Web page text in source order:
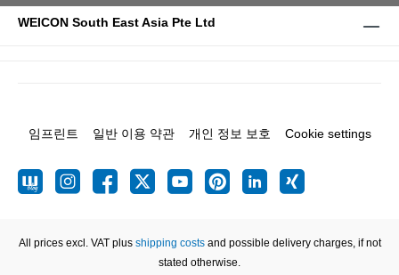
WEICON South East Asia Pte Ltd
임프린트 일반 이용 약관 개인 정보 보호 Cookie settings
All prices excl. VAT plus shipping costsand possible delivery charges, if not
stated otherwise.